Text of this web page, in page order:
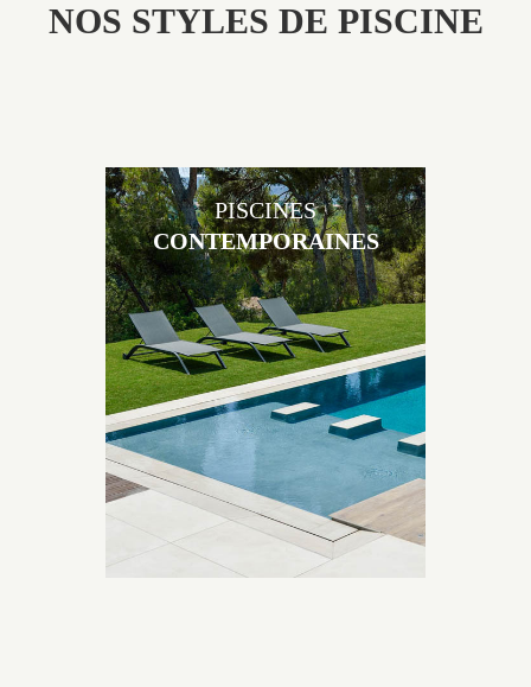
NOS STYLES DE PISCINE
Les piscines en béton contemporaines Jacques
Brens sont uniques grâce au large choix de
matériaux et de revêtements et les nombreuses
options disponibles, miroir, couloir de nage, plage
immergée, débordement.
PISCINES
CONTEMPORAINES